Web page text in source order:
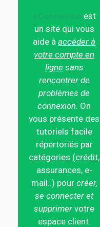
est
un site qui vous
aide àaccéder à
votre compte en
ligne sans
rencontrer de
problèmes de
connexion. On
vous présente des
tutoriels facile
répertoriés par
catégories (crédit,
assurances, e-
mail..) pour créer,
se connecter et
supprimer votre
espace client.